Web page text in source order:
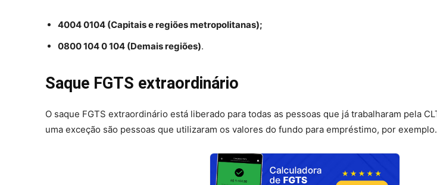
4004 0104 (Capitais e regiões metropolitanas);
0800 104 0 104 (Demais regiões).
Saque FGTS extraordinário
O saque FGTS extraordinário está liberado para todas as pessoas que já trabalharam pela
uma exceção são pessoas que utilizaram os valores do fundo para empréstimo, por exemplo.